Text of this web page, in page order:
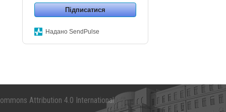
Підписатися
Надано SendPulse
Attribution 4.0 International